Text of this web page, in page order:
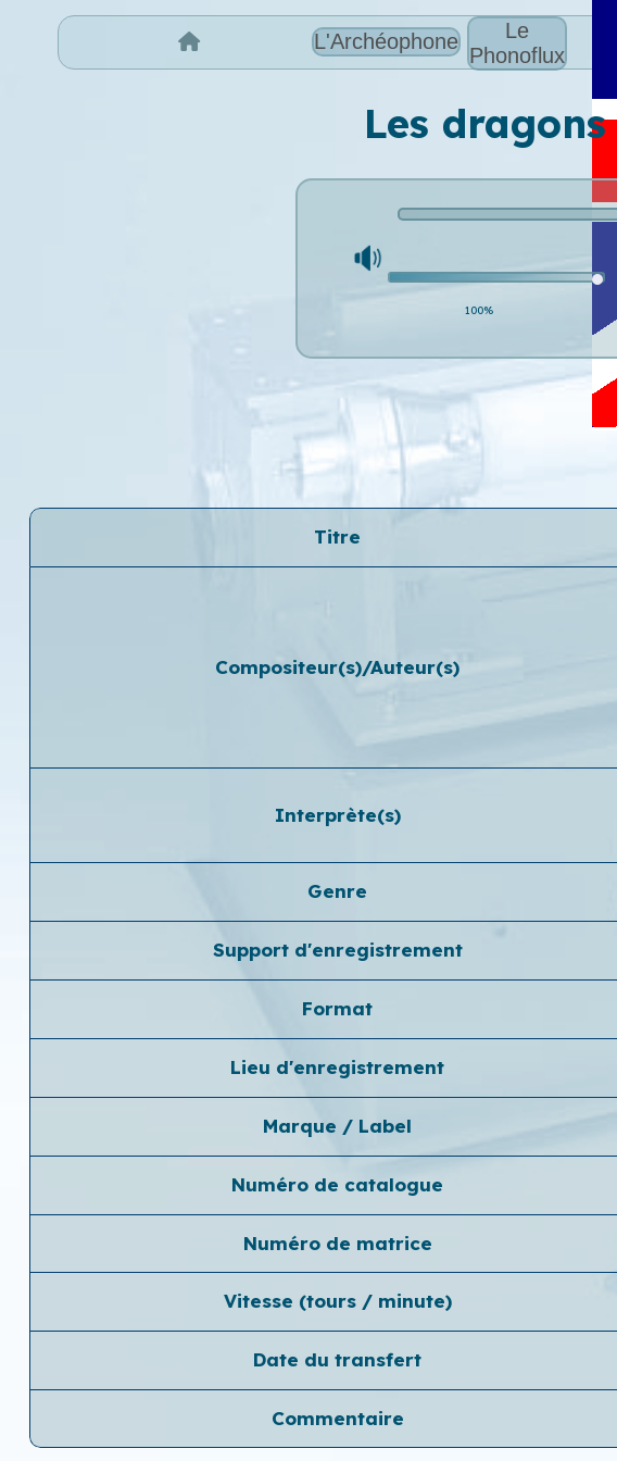
L'Archéophone
Le
Phonoflux
Les
100%
Titre
Compositeur(s)/Auteur(s)
Interprète(s)
Genre
Support d'enregistrement
Format
Lieu d'enregistrement
Marque / Label
Numéro de catalogue
Numéro de matrice
Vitesse (tours / minute)
Date du transfert
Commentaire